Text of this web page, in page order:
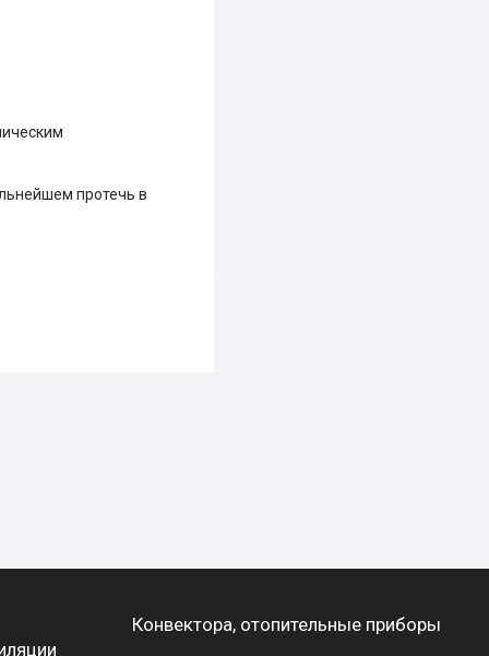
протечь в
Конвектора, отопительные приборы